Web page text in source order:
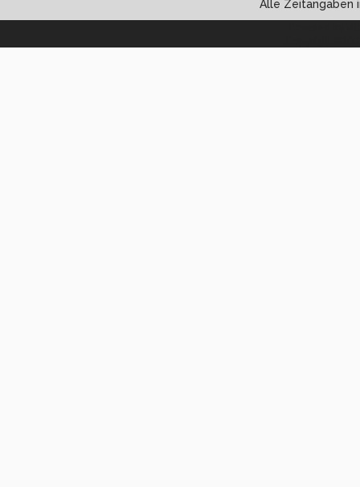
Alle Zeitangaben